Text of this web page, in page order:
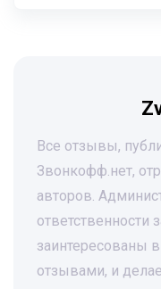
Все отзывы,
Звонкофф.нет,
авторов.
заинтересованы
отзывами, и